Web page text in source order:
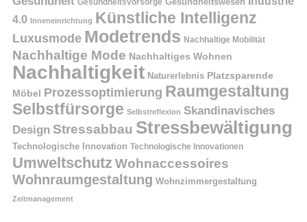
Gesundheitsvorsorge
4.0
Inneneinrichtung Künstliche Intelligenz
Luxusmode Modetrends Nachhaltige Mobilität
Nachhaltige Mode Nachhaltiges Wohnen
Nachhaltigkeit Naturerlebnis Platzsparende
Möbel
Prozessoptimierung Raumgestaltung
Selbstfürsorge Selbstreflexion Skandinavisches
Design Stressabbau Stressbewältigung
Technologische Innovation Technologische Innovationen
Umweltschutz Wohnaccessoires
Wohnraumgestaltung Wohnzimmergestaltung
Zeitmanagement